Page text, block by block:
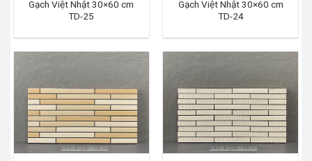
Gạch Việt Nhật 30×60 cm
TD-25
Gạch Việt Nhật 30×60 cm
TD-24